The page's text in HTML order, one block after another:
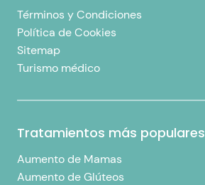
Términos y Condiciones
Política de Cookies
Sitemap
Turismo médico
Tratamientos más populares
Aumento de Mamas
Aumento de Glúteos